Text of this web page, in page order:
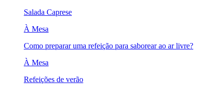
Salada Caprese
À Mesa
Como preparar uma refeição para saborear ao ar livre?
À Mesa
Refeições de verão